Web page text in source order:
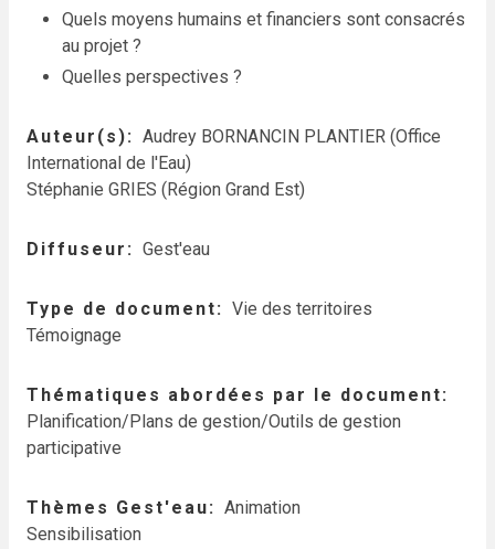
Quels moyens humains et financiers sont consacrés
au projet ?
Quelles perspectives ?
Auteur(s)
Audrey BORNANCIN PLANTIER (Office
International de l'Eau)
Stéphanie GRIES (Région Grand Est)
Diffuseur Gest'eau
Type de document
Vie des territoires
Témoignage
Thématiques abordées par le document
Planification/Plans de gestion/Outils de gestion
participative
Thèmes Gest'eau
Animation
Sensibilisation